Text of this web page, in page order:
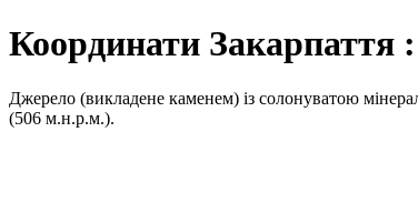
Координати Закарпаття
Джерело (викладене каменем) із солонуватою
(506 м.н.р.м.).